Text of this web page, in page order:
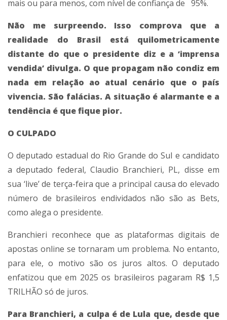
mais ou para menos, com nível de confiança de 95%.
Não me surpreendo. Isso comprova que a
realidade do Brasil está quilometricamente
distante do que o presidente diz e a ‘imprensa
vendida’ divulga. O que propagam não condiz em
nada em relação ao atual cenário que o país
vivencia. São falácias. A situação é alarmante e a
tendência é que fique pior.
O CULPADO
O deputado estadual do Rio Grande do Sul e candidato
a deputado federal, Claudio Branchieri, PL, disse em
sua ‘live’ de terça-feira que a principal causa do elevado
número de brasileiros endividados não são as Bets,
como alega o presidente.
Branchieri reconhece que as plataformas digitais de
apostas online se tornaram um problema. No entanto,
para ele, o motivo são os juros altos. O deputado
enfatizou que em 2025 os brasileiros pagaram R$ 1,5
TRILHÃO só de juros.
Para Branchieri, a culpa é de Lula que, desde que